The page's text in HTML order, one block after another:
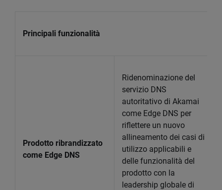
Principali funzionalità
Prodotto ribrandizzato
come Edge DNS
Ridenominazione del
servizio DNS
autoritativo di Akamai
come Edge DNS per
riflettere un nuovo
allineamento dei casi di
utilizzo applicabili e
delle funzionalità del
prodotto con la
leadership globale di